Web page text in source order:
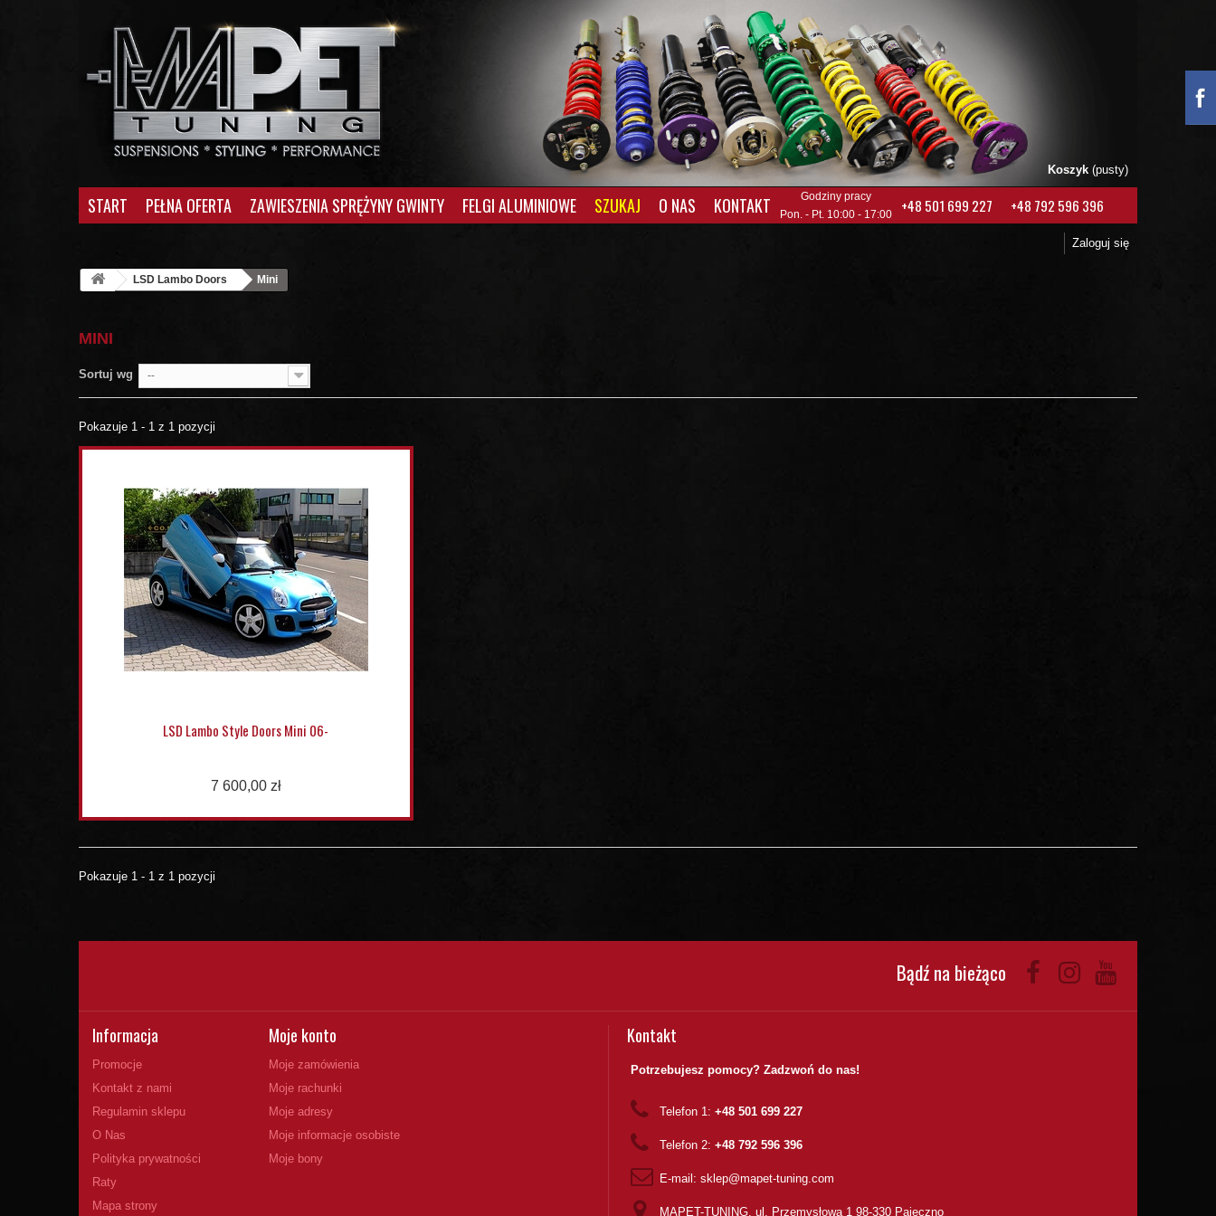
Koszyk (pusty)
START PEŁNA OFERTA ZAWIESZENIA SPRĘŻYNY GWINTY FELGI ALUMINIOWE SZUKAJ O NAS KONTAKT
Godziny pracy
Pon. - Pt. 10:00 - 17:00
+48 501 699 227 +48 792 596 396
Zaloguj się
LSD Lambo Doors Mini
MINI
Sortuj wg --
Pokazuje 1 - 1 z 1 pozycji
LSD Lambo Style Doors Mini 06-
7 600,00 zł
Pokazuje 1 - 1 z 1 pozycji
Bądź na bieżąco
Informacja
Promocje
Kontakt z nami
Regulamin sklepu
O Nas
Polityka prywatności
Raty
Mapa strony
Moje konto
Moje zamówienia
Moje rachunki
Moje adresy
Moje informacje osobiste
Moje bony
Kontakt
Potrzebujesz pomocy? Zadzwoń do nas!
Telefon 1: +48 501 699 227
Telefon 2: +48 792 596 396
E-mail: sklep@mapet-tuning.com
MAPET-TUNING, ul. Przemysłowa 1 98-330 Pajęczno